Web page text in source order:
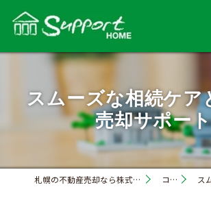
スムーズな相続ケア
売却サポー
札幌の不動産売却なら株式会社サポートホーム コラム スム